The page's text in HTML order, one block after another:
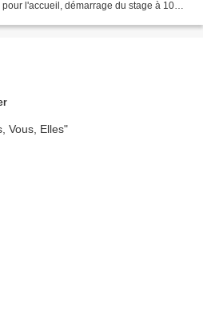
l'accueil, démarrage du stage à 10